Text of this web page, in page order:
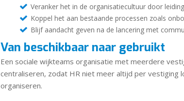
Veranker het in de organisatiecultuur door
Koppel het aan bestaande processen zoals
Blijf aandacht geven na de lancering met
Van beschikbaar naar gebruikt
Een sociale wijkteams organisatie met meerdere
centraliseren, zodat HR niet meer altijd per vestiging
organiseren.